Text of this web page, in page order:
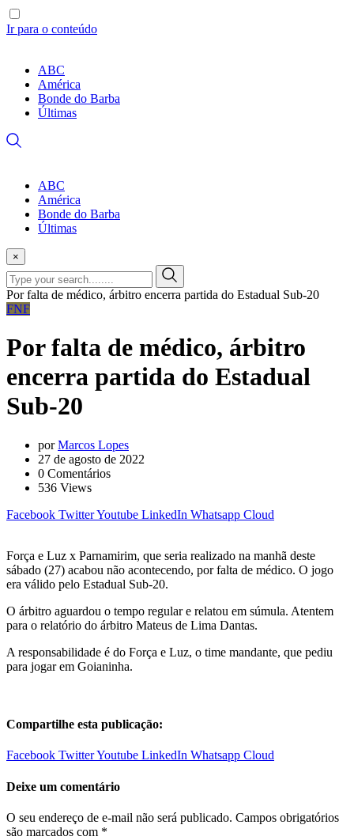
Ir para o conteúdo
ABC
América
Bonde do Barba
Últimas
ABC
América
Bonde do Barba
Últimas
×
Por falta de médico, árbitro encerra partida do Estadual Sub-20
FNF
Por falta de médico, árbitro
encerra partida do Estadual
Sub-20
porMarcos Lopes
27 de agosto de 2022
0 Comentários
536 Views
Facebook TwitterYoutube LinkedIn Whatsapp Cloud
Força e Luz x Parnamirim, que seria realizado na manhã deste
sábado (27) acabou não acontecendo, por falta de médico. O jogo
era válido pelo Estadual Sub-20.
O árbitro aguardou o tempo regular e relatou em súmula. Atentem
para o relatório do árbitro Mateus de Lima Dantas.
A responsabilidade é do Força e Luz, o time mandante, que pediu
para jogar em Goianinha.
Compartilhe esta publicação:
Facebook TwitterYoutube LinkedIn Whatsapp Cloud
Deixe um comentário
O seu endereço de e-mail não será publicado. Campos obrigatórios
são marcados com *